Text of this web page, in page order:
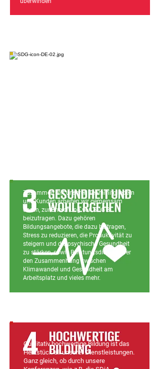
Zusammen mit unseren Teammitgliedern
und Kunden arbeiten wir gemeinsam
daran, zur Erreichung von SDG 3
beizutragen. Dazu gehören
Bildungsangebote, die dazu beitragen,
Stress zu reduzieren, die Produktivität zu
steigern und die psychische Gesundheit
zu stärken, sowie Beratungsdienste über
den Zusammenhang zwischen
Klimawandel und Gesundheit am
Arbeitsplatz und vieles mehr.
Qualitativ hochwertige Bildung ist das
Herzstück all unserer Dienstleistungen.
Ganz gleich, ob durch unsere